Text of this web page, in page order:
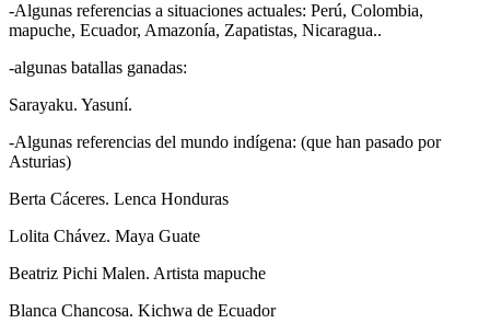
-Algunas referencias a situaciones actuales: Perú, Colombia,
mapuche, Ecuador, Amazonía, Zapatistas, Nicaragua..
-algunas batallas ganadas:
Sarayaku. Yasuní.
-Algunas referencias del mundo indígena: (que han pasado por
Asturias)
Berta Cáceres. Lenca Honduras
Lolita Chávez. Maya Guate
Beatriz Pichi Malen. Artista mapuche
Blanca Chancosa. Kichwa de Ecuador